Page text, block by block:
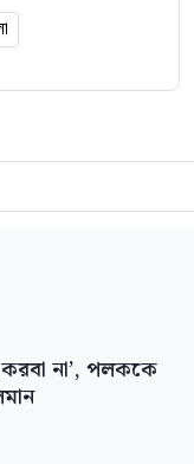
করবা না’, পলককে